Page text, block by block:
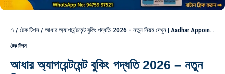
⌂ / টেক টিপস / আধার অ্যাপয়েন্টমেন্ট বুকিং পদ্ধতি 2026 – নতুন নিয়ম দেখুন | Aadhar Appointment Book Online West Bengal 2026
টেক টিপস
আধার অ্যাপয়েন্টমেন্ট বুকিং পদ্ধতি 2026 – নতুন